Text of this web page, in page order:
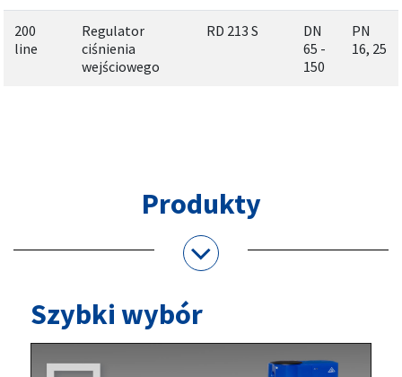
200
line
Regulator
ciśnienia
wejściowego
RD 213 S
DN
65 -
150
PN
16, 25
Produkty
Szybki wybór